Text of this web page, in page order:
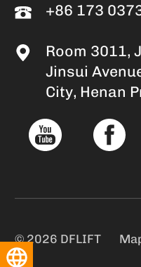
+86 173
Room 3011,
Jinsui
City, Henan
© 2026 DFLIFT